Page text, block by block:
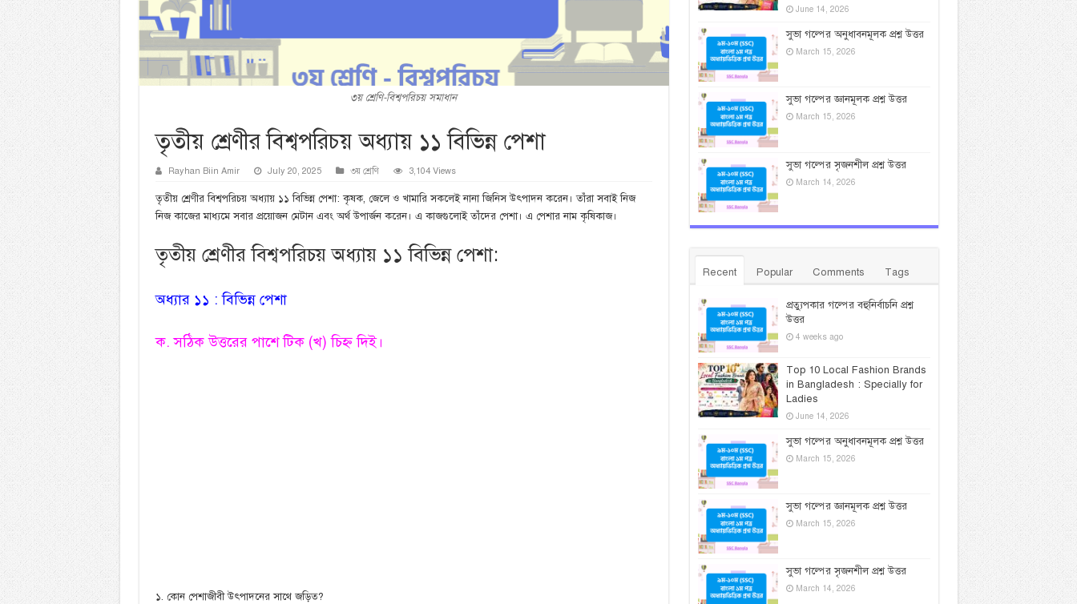
৩য় শ্রেণি-বিশ্বপরিচয় সমাধান
তৃতীয় শ্রেণীর বিশ্বপরিচয় অধ্যায় ১১ বিভিন্ন পেশা
Rayhan Biin Amir July 20, 2025 ৩য় শ্রেণি 3,104 Views
তৃতীয় শ্রেণীর বিশ্বপরিচয় অধ্যায় ১১ বিভিন্ন পেশা: কৃষক, জেলে ও খামারি সকলেই নানা জিনিস উৎপাদন করেন। তাঁরা সবাই নিজ
নিজ কাজের মাধ্যমে সবার প্রয়োজন মেটান এবং অর্থ উপার্জন করেন। এ কাজগুলোই তাঁদের পেশা। এ পেশার নাম কৃষিকাজ।
তৃতীয় শ্রেণীর বিশ্বপরিচয় অধ্যায় ১১ বিভিন্ন পেশা:
অধ্যার ১১ : বিভিন্ন পেশা
ক. সঠিক উত্তরের পাশে টিক (খ) চিহ্ন দিই।
১. কোন পেশাজীবী উৎপাদনের সাথে জড়িত?
June 14, 2026
সুভা গল্পের অনুধাবনমূলক প্রশ্ন উত্তর
March 15, 2026
সুভা গল্পের জ্ঞানমূলক প্রশ্ন উত্তর
March 15, 2026
সুভা গল্পের সৃজনশীল প্রশ্ন উত্তর
March 14, 2026
Recent Popular Comments Tags
প্রত্যুপকার গল্পের বহুনির্বাচনি প্রশ্ন
উত্তর
4 weeks ago
Top 10 Local Fashion Brands
in Bangladesh : Specially for
Ladies
June 14, 2026
সুভা গল্পের অনুধাবনমূলক প্রশ্ন উত্তর
March 15, 2026
সুভা গল্পের জ্ঞানমূলক প্রশ্ন উত্তর
March 15, 2026
সুভা গল্পের সৃজনশীল প্রশ্ন উত্তর
March 14, 2026